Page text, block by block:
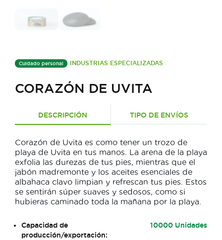
Cuidado personal INDUSTRIAS ESPECIALIZADAS
CORAZÓN DE UVITA
DESCRIPCIÓN TIPO DE ENVÍOS
Corazón de Uvita es como tener un trozo de
playa de Uvita en tus manos. La arena de la playa
exfolia las durezas de tus pies, mientras que el
jabón madremonte y los aceites esenciales de
albahaca clavo limpian y refrescan tus pies. Estos
se sentirán súper suaves y sedosos, como si
hubieras caminado toda la mañana por la playa.
Capacidad de
producción/exportación:
10000 Unidades